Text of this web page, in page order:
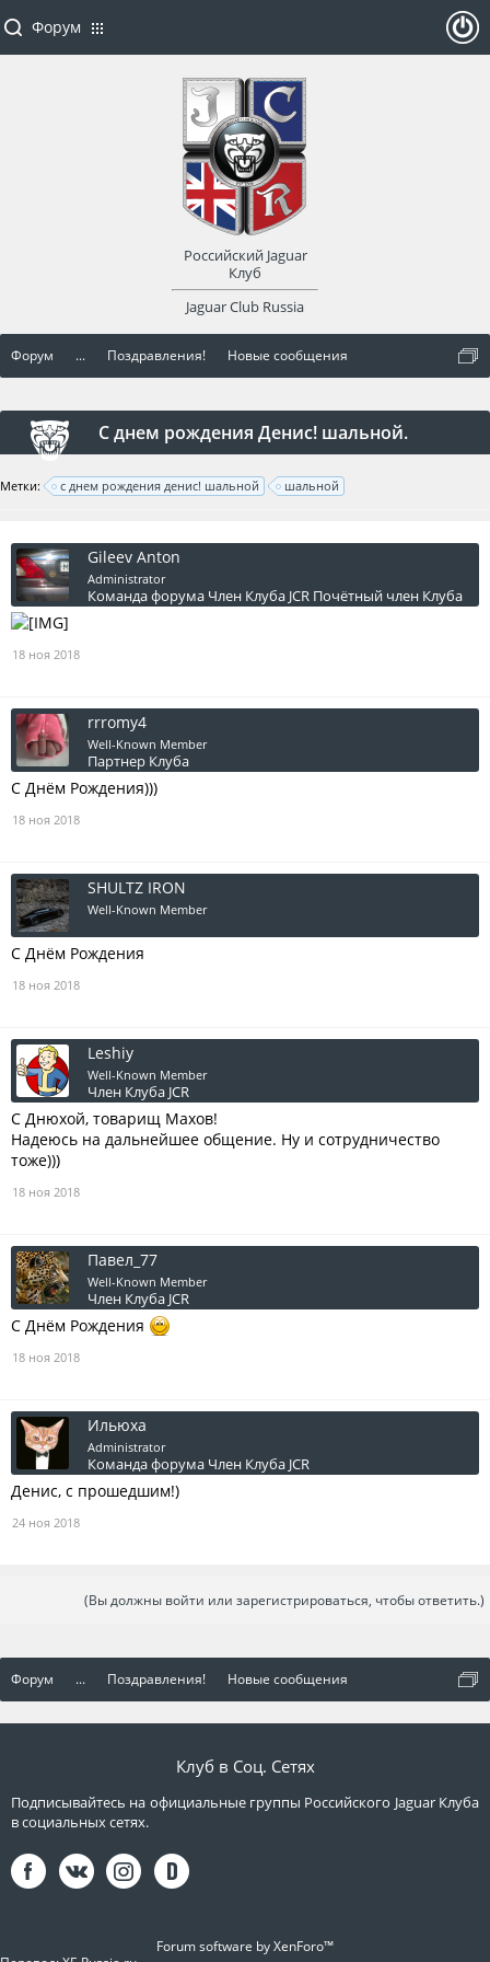
Форум ... Поздравления! Новые сообщения
С днем рождения Денис! шальной.
Метки: с днем рождения денис! шальной шальной
Gileev Anton
Administrator
Команда форума Член Клуба JCR Почётный член Клуба
18 ноя 2018
rrromy4
Well-Known Member
Партнер Клуба
С Днём Рождения)))
18 ноя 2018
SHULTZ IRON
Well-Known Member
С Днём Рождения
18 ноя 2018
Leshiy
Well-Known Member
Член Клуба JCR
С Днюхой, товарищ Махов!
Надеюсь на дальнейшее общение. Ну и сотрудничество
тоже)))
18 ноя 2018
Павел_77
Well-Known Member
Член Клуба JCR
С Днём Рождения
18 ноя 2018
Ильюха
Administrator
Команда форума Член Клуба JCR
Денис, с прошедшим!)
24 ноя 2018
(Вы должны войти или зарегистрироваться, чтобы ответить.)
Форум ... Поздравления! Новые сообщения
Форум
Российский Jaguar
Клуб
Jaguar Club Russia
оват
Клуб в Соц. Сетях
Подписывайтесь на официальные группы Российского Jaguar Клуба
в социальных сетях.
Forum software by XenForo™